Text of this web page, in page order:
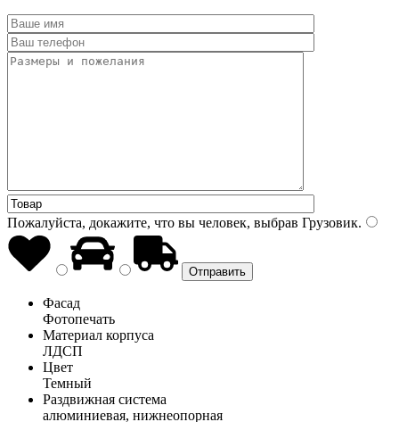
Пожалуйста, докажите, что вы человек, выбрав Грузовик.
Фасад
Фотопечать
Материал корпуса
ЛДСП
Цвет
Темный
Раздвижная система
алюминиевая, нижнеопорная